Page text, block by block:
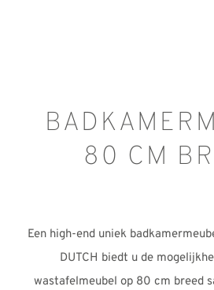
80 CM
Een high-end uniek
DUTCH biedt u de
wastafelmeubel op 80 cm breed